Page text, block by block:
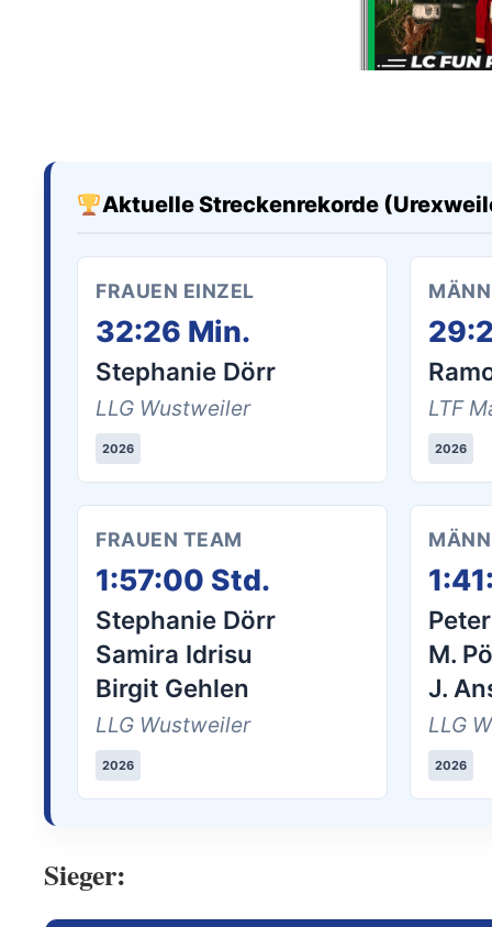
Aktuelle Streckenrekorde
FRAUEN EINZEL
32:26 Min.
Stephanie Dörr
LLG Wustweiler
2026
LTF
2026
FRAUEN TEAM
1:57:00 Std.
Stephanie Dörr
Samira Idrisu
Birgit Gehlen
LLG Wustweiler
2026
M.
J.
LLG
2026
Sieger: